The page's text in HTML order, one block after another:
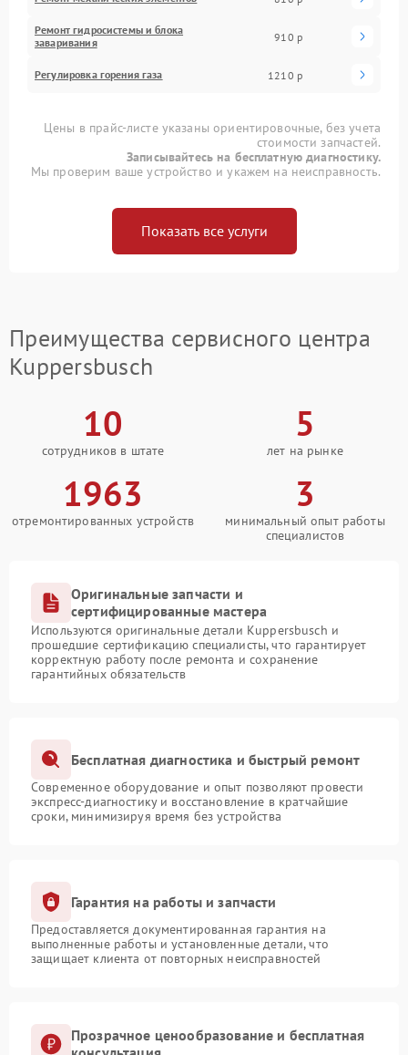
Ремонт гидросистемы и блока
заваривания
910 р
Регулировка горения газа 1210 р
Цены в прайс-листе указаны ориентировочные, без учета
стоимости запчастей.
Записывайтесь на бесплатную диагностику.
Мы проверим ваше устройство и укажем на неисправность.
Показать все услуги
Преимущества сервисного центра
Kuppersbusch
10
сотрудников в штате
5
лет на рынке
1963
отремонтированных устройств
3
минимальный опыт работы
специалистов
Оригинальные запчасти и
сертифицированные мастера
Используются оригинальные детали Kuppersbusch и
прошедшие сертификацию специалисты, что гарантирует
корректную работу после ремонта и сохранение
гарантийных обязательств
Бесплатная диагностика и быстрый ремонт
Современное оборудование и опыт позволяют провести
экспресс-диагностику и восстановление в кратчайшие
сроки, минимизируя время без устройства
Гарантия на работы и запчасти
Предоставляется документированная гарантия на
выполненные работы и установленные детали, что
защищает клиента от повторных неисправностей
Прозрачное ценообразование и бесплатная